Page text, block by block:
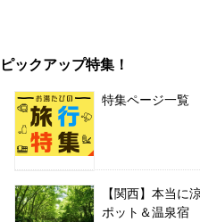
ピックアップ特集！
特集ページ一覧
【関西】本当
ポット＆温泉宿